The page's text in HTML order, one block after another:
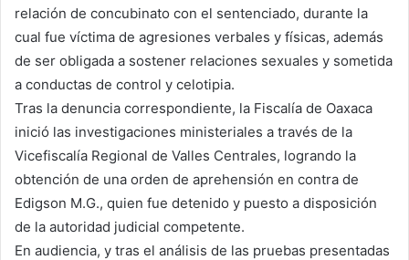
relación de concubinato con el sentenciado, durante la
cual fue víctima de agresiones verbales y físicas, además
de ser obligada a sostener relaciones sexuales y sometida
a conductas de control y celotipia.
Tras la denuncia correspondiente, la Fiscalía de Oaxaca
inició las investigaciones ministeriales a través de la
Vicefiscalía Regional de Valles Centrales, logrando la
obtención de una orden de aprehensión en contra de
Edigson M.G., quien fue detenido y puesto a disposición
de la autoridad judicial competente.
En audiencia, y tras el análisis de las pruebas presentadas